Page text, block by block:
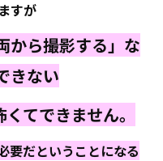
すが
から撮影する」な
きない
てできません。
要だということになる